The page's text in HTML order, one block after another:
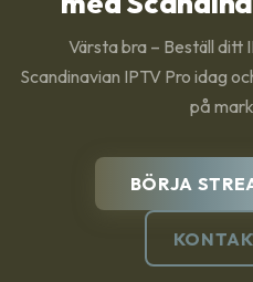
Värsta bra – Beställ ditt
Scandinavian IPTV Pro idag
på
BÖRJA